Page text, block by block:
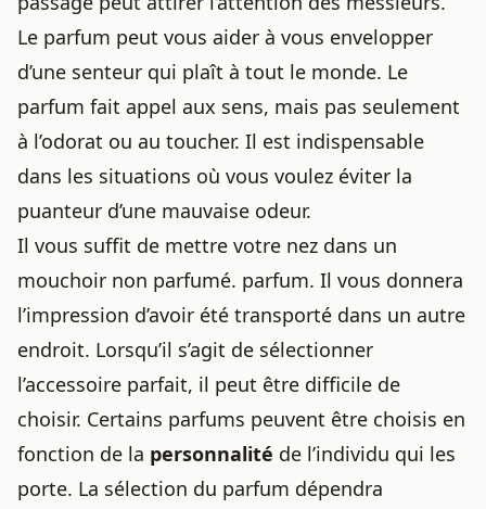
Le parfum peut vous aider à vous envelopper
d’une senteur qui plaît à tout le monde. Le
parfum fait appel aux sens, mais pas seulement
à l’odorat ou au toucher. Il est indispensable
dans les situations où vous voulez éviter la
puanteur d’une mauvaise odeur.
Il vous suffit de mettre votre nez dans un
mouchoir non parfumé. parfum. Il vous donnera
l’impression d’avoir été transporté dans un autre
endroit. Lorsqu’il s’agit de sélectionner
l’accessoire parfait, il peut être difficile de
choisir. Certains parfums peuvent être choisis en
fonction de la personnalité de l’individu qui les
porte. La sélection du parfum dépendra